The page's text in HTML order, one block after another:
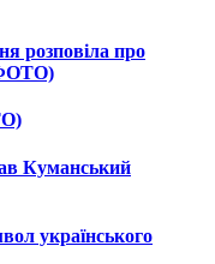
розповіла про
Куманський
українського